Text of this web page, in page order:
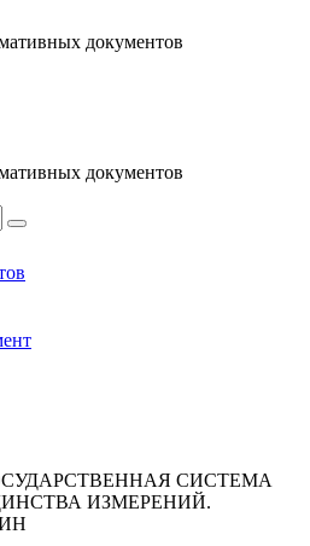
документов
документов
СИСТЕМА
ИЗМЕРЕНИЙ.